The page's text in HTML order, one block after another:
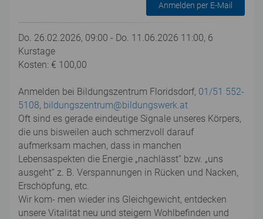
Anmelden per E-Mail
Do. 26.02.2026, 09:00 - Do. 11.06.2026 11:00, 6
Kurstage
Kosten: € 100,00
Anmelden bei Bildungszentrum Floridsdorf, 01/51 552-
5108, bildungszentrum@bildungswerk.at
Oft sind es gerade eindeutige Signale unseres Körpers,
die uns bisweilen auch schmerzvoll darauf
aufmerksam machen, dass in manchen
Lebensaspekten die Energie „nachlässt“ bzw. „uns
ausgeht“ z. B. Verspannungen in Rücken und Nacken,
Erschöpfung, etc.
Wir kom- men wieder ins Gleichgewicht, entdecken
unsere Vitalität neu und steigern Wohlbefinden und